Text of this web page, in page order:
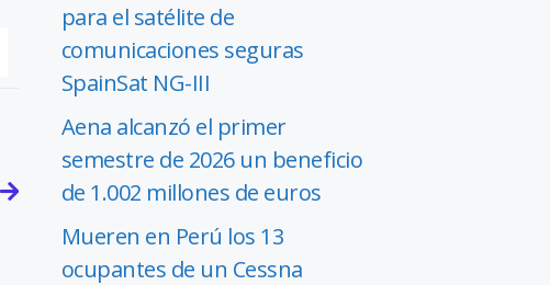
para el satélite de
comunicaciones seguras
SpainSat NG-III
Aena alcanzó el primer
semestre de 2026 un beneficio
de 1.002 millones de euros
Mueren en Perú los 13
ocupantes de un Cessna